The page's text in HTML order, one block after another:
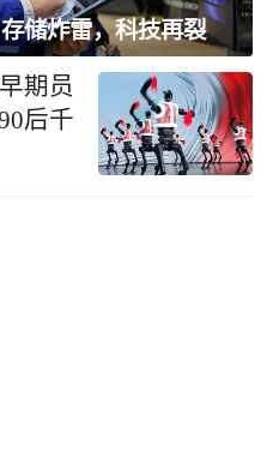
储炸雷，科技再裂
期员
后千